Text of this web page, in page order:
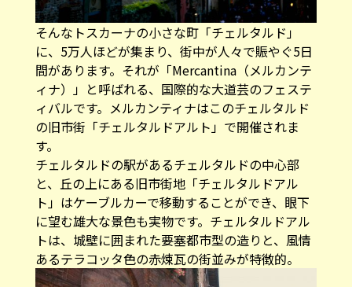
そんなトスカーナの小さな町「チェルタルド」
に、5万人ほどが集まり、街中が人々で賑やぐ5日
間があります。それが「Mercantina（メルカンテ
ィナ）」と呼ばれる、国際的な大道芸のフェステ
ィバルです。メルカンティナはこのチェルタルド
の旧市街「チェルタルドアルト」で開催されま
す。
チェルタルドの駅があるチェルタルドの中心部
と、丘の上にある旧市街地「チェルタルドアル
ト」はケーブルカーで移動することができ、眼下
に望む雄大な景色も実物です。チェルタルドアル
トは、城壁に囲まれた要塞都市型の造りと、風情
あるテラコッタ色の赤煉瓦の街並みが特徴的。